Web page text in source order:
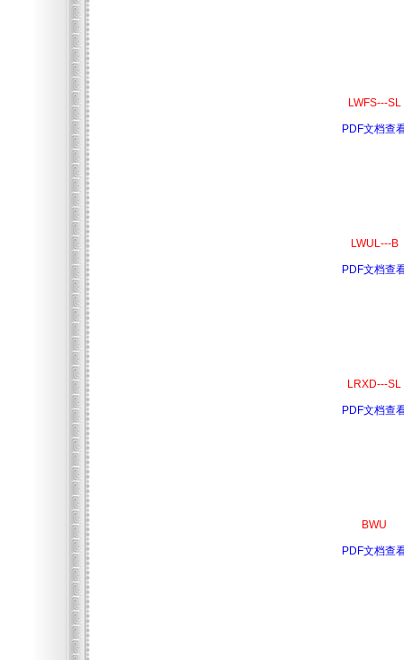
LWFS---SL
PDF文档查
LWUL---B
PDF文档查
LRXD---SL
PDF文档查
BWU
PDF文档查